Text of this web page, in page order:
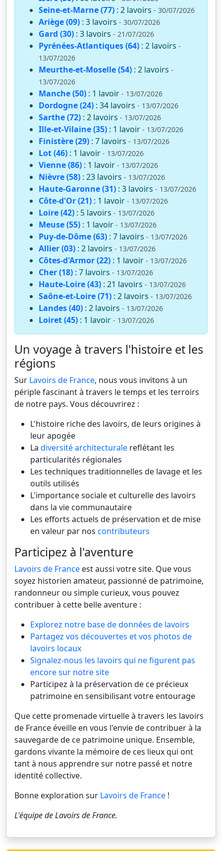
Seine-et-Marne (77) : 2 lavoirs - 30/07/2026
Ariège (09) : 3 lavoirs - 30/07/2026
Gard (30) : 3 lavoirs - 21/07/2026
Pyrénées-Atlantiques (64) : 2 lavoirs -
13/07/2026
Meurthe-et-Moselle (54) : 2 lavoirs -
13/07/2026
Manche (50) : 1 lavoir - 13/07/2026
Dordogne (24) : 34 lavoirs - 13/07/2026
Sarthe (72) : 2 lavoirs - 13/07/2026
Ille-et-Vilaine (35) : 1 lavoir - 13/07/2026
Finistère (29) : 7 lavoirs - 13/07/2026
Lot (46) : 1 lavoir - 13/07/2026
Vienne (86) : 1 lavoir - 13/07/2026
Nièvre (58) : 23 lavoirs - 13/07/2026
Haute-Garonne (31) : 3 lavoirs - 13/07/2026
Côte-d'Or (21) : 1 lavoir - 13/07/2026
Loire (42) : 5 lavoirs - 13/07/2026
Meuse (55) : 1 lavoir - 13/07/2026
Puy-de-Dôme (63) : 7 lavoirs - 13/07/2026
Allier (03) : 2 lavoirs - 13/07/2026
Côtes-d'Armor (22) : 1 lavoir - 13/07/2026
Cher (18) : 7 lavoirs - 13/07/2026
Haute-Loire (43) : 21 lavoirs - 13/07/2026
Saône-et-Loire (71) : 2 lavoirs - 13/07/2026
Landes (40) : 2 lavoirs - 13/07/2026
Loiret (45) : 1 lavoir - 13/07/2026
Un voyage à travers l'histoire et les
régions
Sur Lavoirs de France, nous vous invitons à un
périple fascinant à travers le temps et les terroirs
de notre pays. Vous découvrirez :
L'histoire riche des lavoirs, de leurs origines à
leur apogée
La diversité architecturale reflétant les
particularités régionales
Les techniques traditionnelles de lavage et les
outils utilisés
L'importance sociale et culturelle des lavoirs
dans la vie communautaire
Les efforts actuels de préservation et de mise
en valeur par nos contributeurs
Participez à l'aventure
Lavoirs de France est aussi votre site. Que vous
soyez historien amateur, passionné de patrimoine,
randonneur ou simple curieux, vous pouvez
contribuer à cette belle aventure :
Explorez notre base de données de lavoirs
Partagez vos découvertes et vos photos de
lavoirs locaux
Signalez-nous les lavoirs qui ne figurent pas
encore sur notre site
Participez à la préservation de ce précieux
patrimoine en sensibilisant votre entourage
Que cette promenade virtuelle à travers les lavoirs
de France éveille en vous l'envie de contribuer à la
sauvegarde de ce patrimoine unique. Ensemble,
gardons vivante la mémoire de ces lieux qui ont
tant à nous apprendre sur notre passé et notre
identité collective.
Bonne exploration sur Lavoirs de France !
L'équipe deLavoirs de France.